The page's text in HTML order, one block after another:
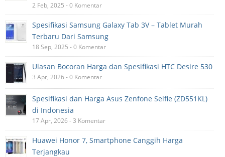
2 Feb, 2025 - 0 Komentar
Spesifikasi Samsung Galaxy Tab 3V – Tablet Murah
Terbaru Dari Samsung
18 Sep, 2025 - 0 Komentar
Ulasan Bocoran Harga dan Spesifikasi HTC Desire 530
3 Apr, 2026 - 0 Komentar
Spesifikasi dan Harga Asus Zenfone Selfie (ZD551KL)
di Indonesia
17 Apr, 2026 - 3 Komentar
Huawei Honor 7, Smartphone Canggih Harga
Terjangkau